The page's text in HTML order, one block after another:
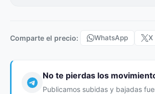
Comparte el precio: WhatsApp X
No te pierdas los
Publicamos subidas y bajadas